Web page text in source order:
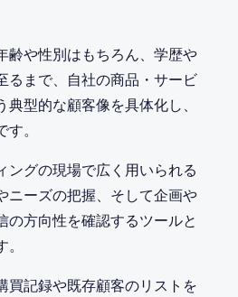
齢や性別はもちろん、学歴や
るまで、自社の商品・サービ
型的な顧客像を具体化し、
。
ングの現場で広く用いられる
ニーズの把握、そして企画や
の方向性を確認するツールと
買記録や既存顧客のリストを